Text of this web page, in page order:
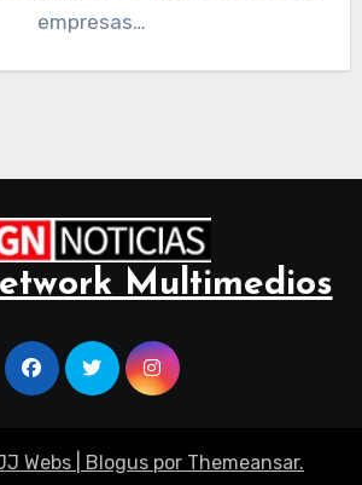
empresas…
Multimedios
Webs Blogus por Themeansar.